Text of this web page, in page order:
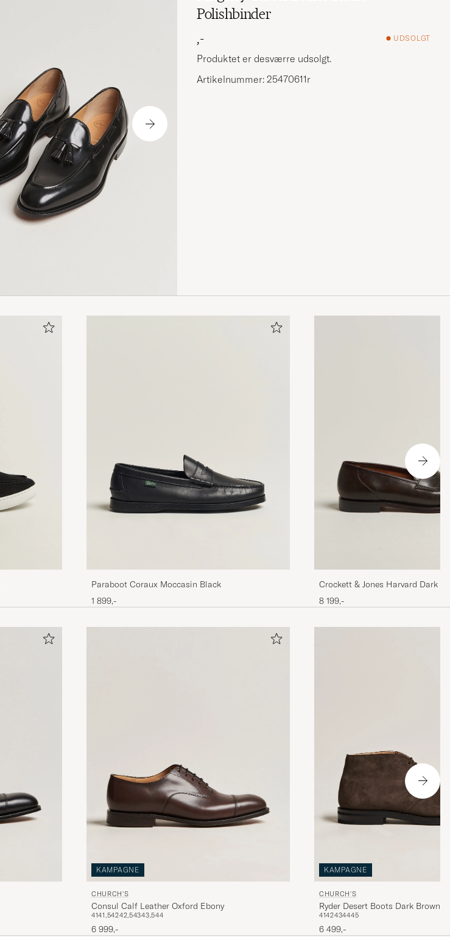
Polishbinder
,-
UDSOLGT
Produktet er desværre udsolgt.
Artikelnummer: 25470611r
Paraboot Coraux Moccasin Black
1 899,-
Crockett & Jones Harvard Dark
Cordovan
8 199,-
KAMPAGNE
CHURCH'S
Consul Calf Leather Oxford Ebony
4141,54242,54343,544
6 999,-
KAMPAGNE
CHURCH'S
Ryder Desert Boots Dark Brown
4142434445
6 499,-